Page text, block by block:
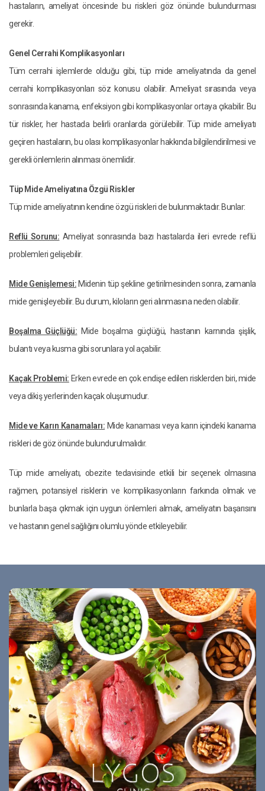
hastaların, ameliyat öncesinde bu riskleri göz önünde bulundurması
gerekir.
Genel Cerrahi Komplikasyonları
Tüm cerrahi işlemlerde olduğu gibi, tüp mide ameliyatında da genel
cerrahi komplikasyonları söz konusu olabilir. Ameliyat sırasında veya
sonrasında kanama, enfeksiyon gibi komplikasyonlar ortaya çıkabilir. Bu
tür riskler, her hastada belirli oranlarda görülebilir. Tüp mide ameliyatı
geçiren hastaların, bu olası komplikasyonlar hakkında bilgilendirilmesi ve
gerekli önlemlerin alınması önemlidir.
Tüp Mide Ameliyatına Özgü Riskler
Tüp mide ameliyatının kendine özgü riskleri de bulunmaktadır. Bunlar:
Reflü Sorunu: Ameliyat sonrasında bazı hastalarda ileri evrede reflü
problemleri gelişebilir.
Mide Genişlemesi: Midenin tüp şekline getirilmesinden sonra, zamanla
mide genişleyebilir. Bu durum, kiloların geri alınmasına neden olabilir.
Boşalma Güçlüğü: Mide boşalma güçlüğü, hastanın karnında şişlik,
bulantı veya kusma gibi sorunlara yol açabilir.
Kaçak Problemi: Erken evrede en çok endişe edilen risklerden biri, mide
veya dikiş yerlerinden kaçak oluşumudur.
Mide ve Karın Kanamaları: Mide kanaması veya karın içindeki kanama
riskleri de göz önünde bulundurulmalıdır.
Tüp mide ameliyatı, obezite tedavisinde etkili bir seçenek olmasına
rağmen, potansiyel risklerin ve komplikasyonların farkında olmak ve
bunlarla başa çıkmak için uygun önlemleri almak, ameliyatın başarısını
ve hastanın genel sağlığını olumlu yönde etkileyebilir.